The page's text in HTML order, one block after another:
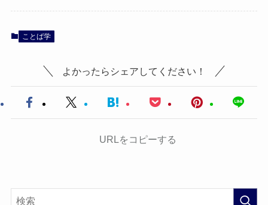
ことば学
よかったらシェアしてください！
URLをコピーする